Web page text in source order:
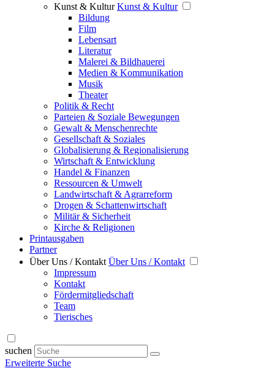
Kunst & Kultur Kunst & Kultur
Bildung
Film
Lebensart
Literatur
Malerei & Bildhauerei
Medien & Kommunikation
Musik
Theater
Politik & Recht
Parteien & Soziale Bewegungen
Gewalt & Menschenrechte
Gesellschaft & Soziales
Globalisierung & Regionalisierung
Wirtschaft & Entwicklung
Handel & Finanzen
Ressourcen & Umwelt
Landwirtschaft & Agrarreform
Drogen & Schattenwirtschaft
Militär & Sicherheit
Kirche & Religionen
Printausgaben
Partner
Über Uns / Kontakt Über Uns / Kontakt
Impressum
Kontakt
Fördermitgliedschaft
Team
Tierisches
suchen
Erweiterte Suche